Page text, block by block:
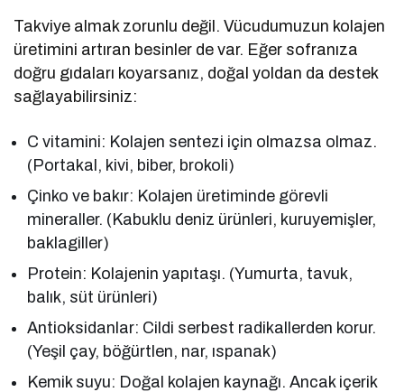
Takviye almak zorunlu değil. Vücudumuzun kolajen
üretimini artıran besinler de var. Eğer sofranıza
doğru gıdaları koyarsanız, doğal yoldan da destek
sağlayabilirsiniz:
C vitamini: Kolajen sentezi için olmazsa olmaz.
(Portakal, kivi, biber, brokoli)
Çinko ve bakır: Kolajen üretiminde görevli
mineraller. (Kabuklu deniz ürünleri, kuruyemişler,
baklagiller)
Protein: Kolajenin yapıtaşı. (Yumurta, tavuk,
balık, süt ürünleri)
Antioksidanlar: Cildi serbest radikallerden korur.
(Yeşil çay, böğürtlen, nar, ıspanak)
Kemik suyu: Doğal kolajen kaynağı. Ancak içerik